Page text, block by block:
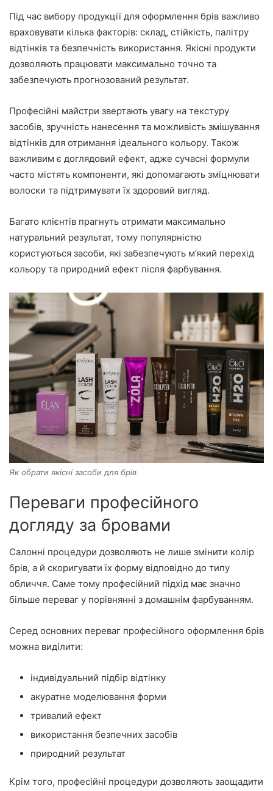
Під час вибору продукції для оформлення брів важливо
враховувати кілька факторів: склад, стійкість, палітру
відтінків та безпечність використання. Якісні продукти
дозволяють працювати максимально точно та
забезпечують прогнозований результат.
Професійні майстри звертають увагу на текстуру
засобів, зручність нанесення та можливість змішування
відтінків для отримання ідеального кольору. Також
важливим є доглядовий ефект, адже сучасні формули
часто містять компоненти, які допомагають зміцнювати
волоски та підтримувати їх здоровий вигляд.
Багато клієнтів прагнуть отримати максимально
натуральний результат, тому популярністю
користуються засоби, які забезпечують м’який перехід
кольору та природний ефект після фарбування.
Як обрати якісні засоби для брів
Переваги професійного
догляду за бровами
Салонні процедури дозволяють не лише змінити колір
брів, а й скоригувати їх форму відповідно до типу
обличчя. Саме тому професійний підхід має значно
більше переваг у порівнянні з домашнім фарбуванням.
Серед основних переваг професійного оформлення брів
можна виділити:
індивідуальний підбір відтінку
акуратне моделювання форми
тривалий ефект
використання безпечних засобів
природний результат
Крім того, професійні процедури дозволяють заощадити